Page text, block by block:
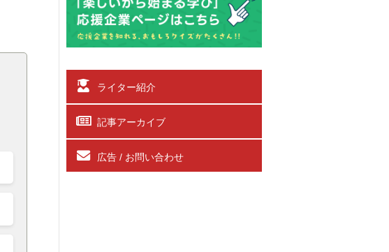
ライター紹介
記事アーカイブ
広告 / お問い合わせ